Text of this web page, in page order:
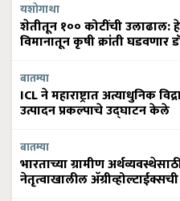
यशोगाथा
शेतीतून १०० कोटींची उलाढाल:
विमानातून कृषी क्रांती घडवणार
बातम्या
ICL ने महाराष्ट्रात अत्याधुनिक
उत्पादन प्रकल्पाचे उद्घाटन केले
बातम्या
भारताच्या ग्रामीण
नेतृत्वाखालील